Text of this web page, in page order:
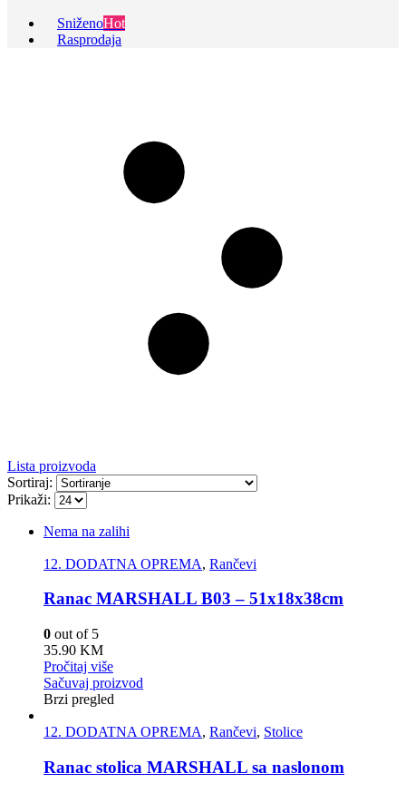
SniženoHot
Rasprodaja
Lista proizvoda
Sortiraj:
Prikaži:
Nema na zalihi
12. DODATNA OPREMA, Rančevi
Ranac MARSHALL B03 – 51x18x38cm
0 out of 5
35.90 KM
Pročitaj više
Sačuvaj proizvod
Brzi pregled
12. DODATNA OPREMA, Rančevi, Stolice
Ranac stolica MARSHALL sa naslonom